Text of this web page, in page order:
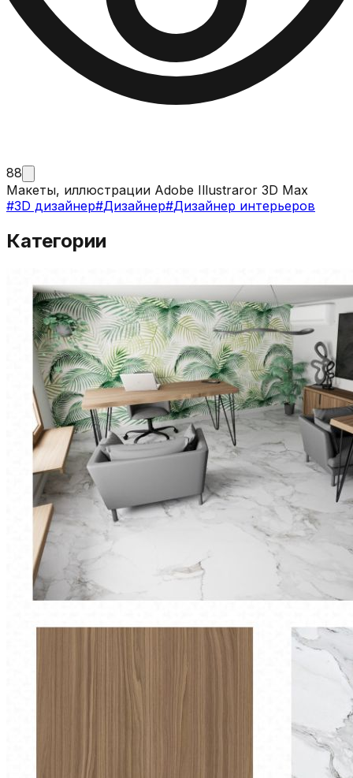
88
Макеты, иллюстрации Adobe Illustraror 3D Max
#3D дизайнер#Дизайнер#Дизайнер интерьеров
Категории